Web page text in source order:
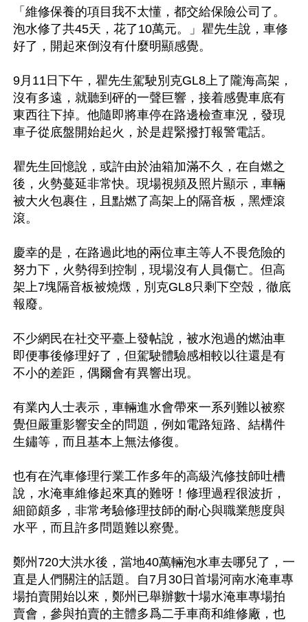
「維修保養的項目我不太懂，都交給保險公司了。
泡水修了共45天，花了10萬元。」瞿先生說，車修
好了，開起來倒沒有什麼明顯感覺。
9月11日下午，瞿先生駕駛別克GL8上了隴海高架，
沒有多遠，就聽到砰的一聲巨響，接着感覺車底有
東西往下掉。他隨即將車停在路邊檢查車況，發現
車子從底盤開始起火，於是趕緊撥打報警電話。
瞿先生回憶說，或許由於油箱加滿不久，在自燃之
後，火勢蔓延非常快。現場視頻及照片顯示，車輛
被大火包裹住，且點燃了高架上的隔音板，黑煙滾
滾。
慶幸的是，在路過此地的兩位車主等人不畏危險的
努力下，火勢得到控制，現場沒有人員傷亡。但高
架上7塊隔音板被燒燬，別克GL8只剩下空殼，徹底
報廢。
不少網民在社交平臺上發帖說，被水泡過的燃油車
即便事後修理好了，但駕駛體驗感相較以往還是有
不小的差距，偶爾會有異響出現。
有業內人士表示，車輛進水會帶來一系列難以被察
覺但嚴重影響安全的問題，例如電路短路、結構件
生鏽等，而且基本上無法修復。
也有在汽車修理行業工作多年的高級汽修技師吐槽
說，水淹車維修起來真的難呀！修理過程很波折，
細節頗多，非常考驗修理技師的耐心與職業態度與
水平，而且許多問題難以察覺。
鄭州720大洪水後，當地40萬輛泡水車去哪兒了，一
直是人們關注的話題。自7月30日首場河南水淹車專
場拍賣開始以來，鄭州已舉辦數十場水淹車專場拍
賣會，參與拍賣的主體多爲二手車商和維修廠，也